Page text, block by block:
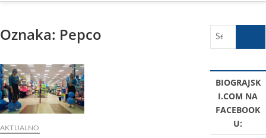
Oznaka: Pepco
AKTUALNO
BIOGRAJSK
I.COM NA
FACEBOOK
U: